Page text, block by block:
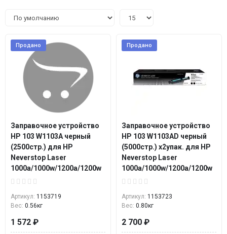
Продано
Заправочное устройство
HP 103 W1103A черный
(2500стр.) для HP
Neverstop Laser
1000a/1000w/1200a/1200w
Артикул: 1153719
Вес: 0.56кг
1 572 ₽
Продано
Заправочное устройство
HP 103 W1103AD черный
(5000стр.) x2упак. для HP
Neverstop Laser
1000a/1000w/1200a/1200w
Артикул: 1153723
Вес: 0.80кг
2 700 ₽